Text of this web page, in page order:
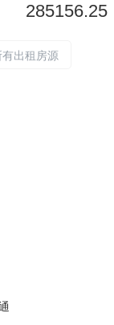
285156.25
出租房源